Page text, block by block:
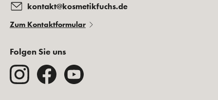
kontakt@kosmetikfuchs.de
Zum Kontaktformular
Folgen Sie uns